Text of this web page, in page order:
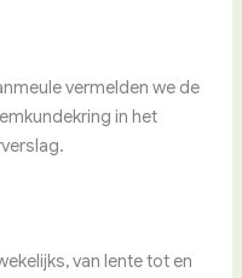
vermelden we de
in het
van lente tot en